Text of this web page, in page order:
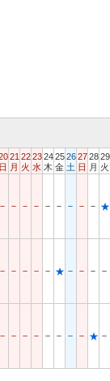
日
21
月
22
火
23
水
24
木
25
金
26
土
27
日
28
月
29
火
－ － － － － － － － － ★
－ － － － － ★ － － － －
－ － － － － － － － ★ －